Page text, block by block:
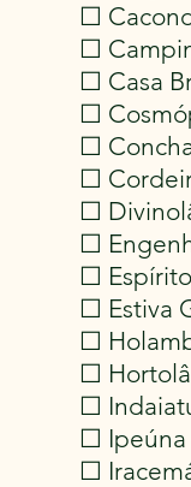
☐
☐
☐ Casa
☐
☐
☐
☐
☐
☐
☐ Estiva
☐
☐
☐
☐ Ipeúna
☐